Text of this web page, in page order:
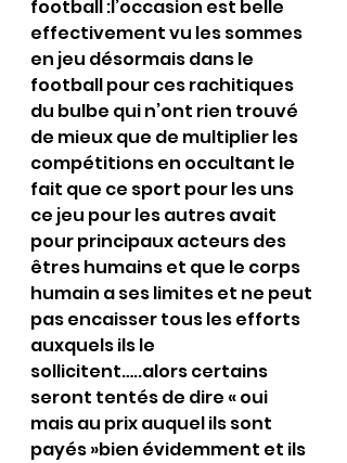
football :l’occasion est belle
effectivement vu les sommes
en jeu désormais dans le
football pour ces rachitiques
du bulbe qui n’ont rien trouvé
de mieux que de multiplier les
compétitions en occultant le
fait que ce sport pour les uns
ce jeu pour les autres avait
pour principaux acteurs des
êtres humains et que le corps
humain a ses limites et ne peut
pas encaisser tous les efforts
auxquels ils le
sollicitent…..alors certains
seront tentés de dire « oui
mais au prix auquel ils sont
payés »bien évidemment et ils